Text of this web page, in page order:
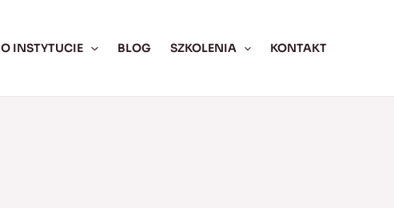
O INSTYTUCIE BLOG SZKOLENIA KONTAKT